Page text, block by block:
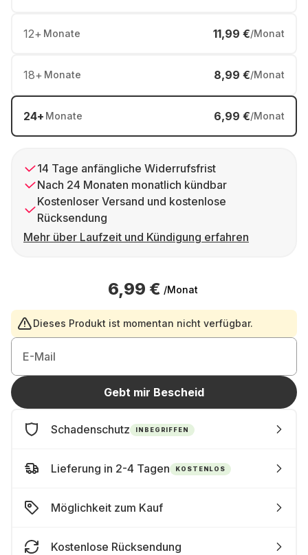
12+ Monate 11,99 €/Monat
18+ Monate 8,99 €/Monat
24+ Monate 6,99 €/Monat
14 Tage anfängliche Widerrufsfrist
Nach 24 Monaten monatlich kündbar
Kostenloser Versand und kostenlose
Rücksendung
Mehr über Laufzeit und Kündigung erfahren
6,99 € /Monat
Dieses Produkt ist momentan nicht verfügbar.
E-Mail
Gebt mir Bescheid
Schadenschutz INBEGRIFFEN
Lieferung in 2-4 Tagen KOSTENLOS
Möglichkeit zum Kauf
Kostenlose Rücksendung